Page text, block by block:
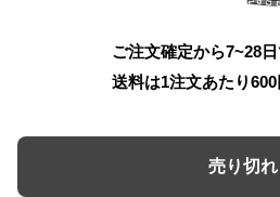
ご注文確定から7~28
送料は1注文あたり600
売り切れ